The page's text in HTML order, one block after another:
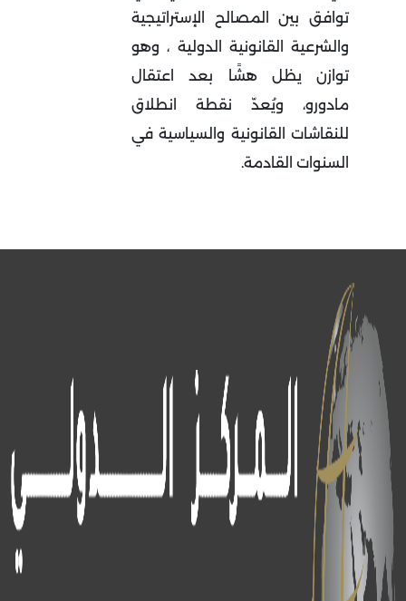
توافق بين المصالح الإستراتيجية
والشرعية القانونية الدولية ، وهو
توازن يظل هشًا بعد اعتقال
مادورو، ويُعدّ نقطة انطلاق
للنقاشات القانونية والسياسية في
السنوات القادمة.